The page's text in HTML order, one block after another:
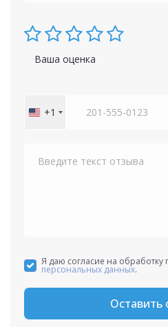
Ваша оценка
United
+1
Я даю согласие на
персональных данных.
Оставить